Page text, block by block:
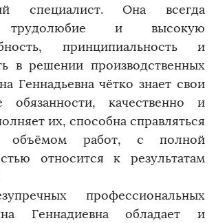
специалист. Она всегда
трудолюбие и высокую
принципиальность и
в решении производственных
Геннадьевна чётко знает свои
обязанности, качественно и
их, способна справляться
объёмом работ, с полной
относится к результатам
профессиональных
Геннадиевна обладает и